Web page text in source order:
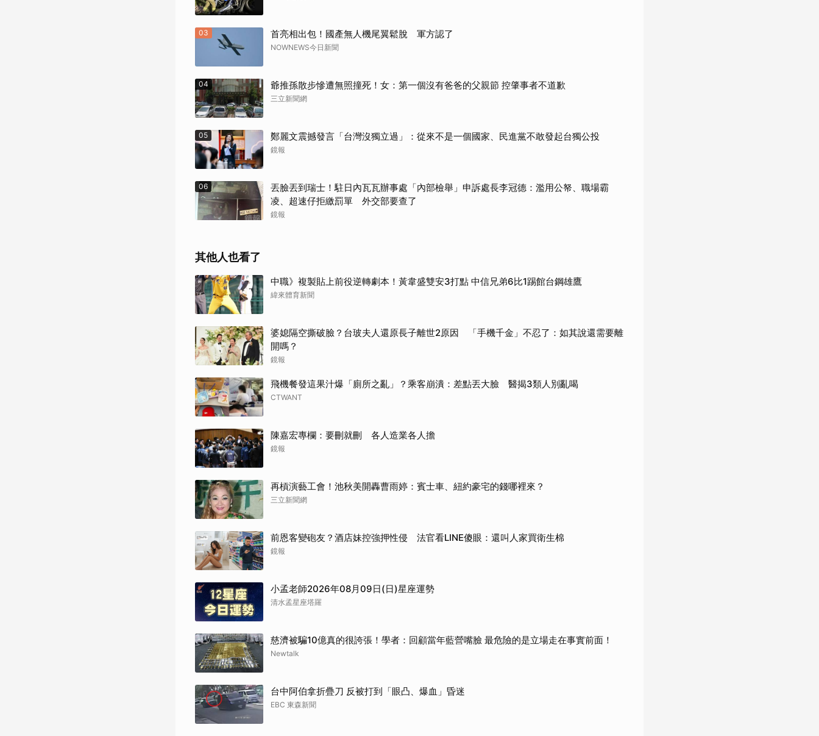
03 首亮相出包！國產無人機尾翼鬆脫 軍方認了
NOWNEWS今日新聞
04 爺推孫散步慘遭無照撞死！女：第一個沒有爸爸的父親節 控肇事者不道歉
三立新聞網
05 鄭麗文震撼發言「台灣沒獨立過」：從來不是一個國家、民進黨不敢發起台獨公投
鏡報
06
丟臉丟到瑞士！駐日內瓦瓦辦事處「內部檢舉」申訴處長李冠德：濫用公帑、職場霸
凌、超速仔拒繳罰單 外交部要查了
鏡報
其他人也看了
中職》複製貼上前役逆轉劇本！黃韋盛雙安3打點 中信兄弟6比1踢館台鋼雄鷹
緯來體育新聞
婆媳隔空撕破臉？台玻夫人還原長子離世2原因 「手機千金」不忍了：如其說還需要離
開嗎？
鏡報
飛機餐發這果汁爆「廁所之亂」？乘客崩潰：差點丟大臉 醫揭3類人別亂喝
CTWANT
陳嘉宏專欄：要刪就刪 各人造業各人擔
鏡報
再槓演藝工會！池秋美開轟曹雨婷：賓士車、紐約豪宅的錢哪裡來？
三立新聞網
前恩客變砲友？酒店妹控強押性侵 法官看LINE傻眼：還叫人家買衛生棉
鏡報
小孟老師2026年08月09日(日)星座運勢
清水孟星座塔羅
慈濟被騙10億真的很誇張！學者：回顧當年藍營嘴臉 最危險的是立場走在事實前面！
Newtalk
台中阿伯拿折疊刀 反被打到「眼凸、爆血」昏迷
EBC 東森新聞